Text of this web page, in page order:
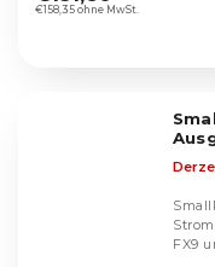
Produktbewertung
€158,35 ohne MwSt.
FX9